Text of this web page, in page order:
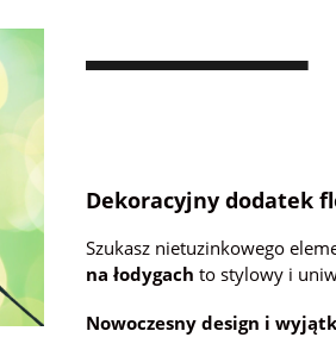
Dekoracyjny dodatek
Szukasz nietuzinkowego
na łodygach to stylowy i
Nowoczesny design i